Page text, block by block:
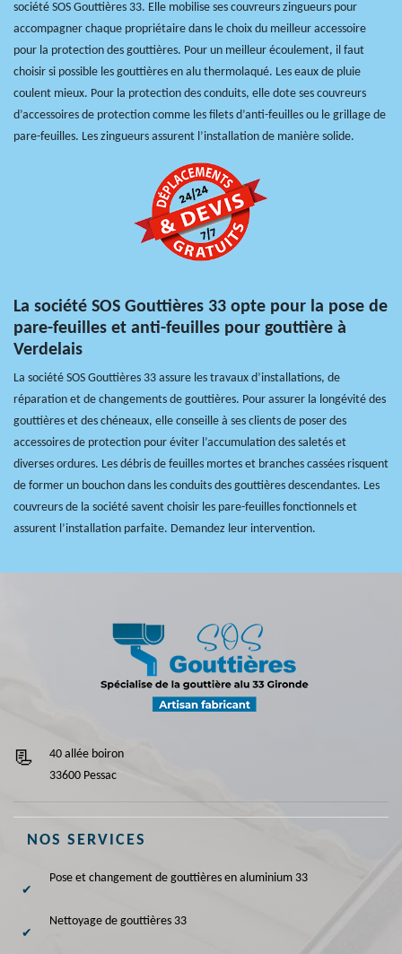
société SOS Gouttières 33. Elle mobilise ses couvreurs zingueurs pour
accompagner chaque propriétaire dans le choix du meilleur accessoire
pour la protection des gouttières. Pour un meilleur écoulement, il faut
choisir si possible les gouttières en alu thermolaqué. Les eaux de pluie
coulent mieux. Pour la protection des conduits, elle dote ses couvreurs
d’accessoires de protection comme les filets d’anti-feuilles ou le grillage de
pare-feuilles. Les zingueurs assurent l’installation de manière solide.
La société SOS Gouttières 33 opte pour la pose de
pare-feuilles et anti-feuilles pour gouttière à
Verdelais
La société SOS Gouttières 33 assure les travaux d’installations, de
réparation et de changements de gouttières. Pour assurer la longévité des
gouttières et des chéneaux, elle conseille à ses clients de poser des
accessoires de protection pour éviter l’accumulation des saletés et
diverses ordures. Les débris de feuilles mortes et branches cassées risquent
de former un bouchon dans les conduits des gouttières descendantes. Les
couvreurs de la société savent choisir les pare-feuilles fonctionnels et
assurent l’installation parfaite. Demandez leur intervention.
40 allée boiron
33600 Pessac
NOS SERVICES
Pose et changement de gouttières en aluminium 33
Nettoyage de gouttières 33